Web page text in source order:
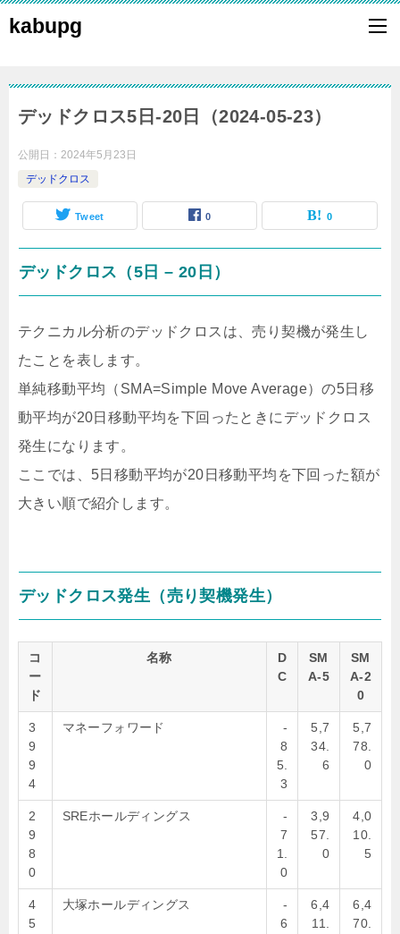
kabupg
デッドクロス5日-20日（2024-05-23）
公開日： 2024年5月23日
デッドクロス
Tweet 0 0
デッドクロス（5日 – 20日）
テクニカル分析のデッドクロスは、売り契機が発生し
たことを表します。
単純移動平均（SMA=Simple Move Average）の5日移
動平均が20日移動平均を下回ったときにデッドクロス
発生になります。
ここでは、5日移動平均が20日移動平均を下回った額が
大きい順で紹介します。
デッドクロス発生（売り契機発生）
コ
ー
ド
名称
D
C
SM
A-5
SM
A-2
0
3
9
9
4
マネーフォワード
-
8
5.
3
5,7
34.
6
5,7
78.
0
2
9
8
0
SREホールディングス
-
7
1.
0
3,9
57.
0
4,0
10.
5
4
5
大塚ホールディングス
-
6
6,4
11.
6,4
70.